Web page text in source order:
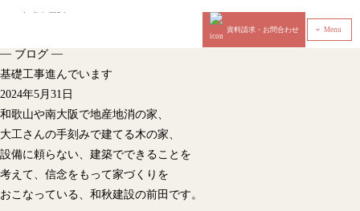
資料請求・お問合わせ ‹ Menu
— ブログ —
基礎工事進んでいます
2024年5月31日
和歌山や南大阪で地産地消の家、
大工さんの手刻みで建てる木の家、
設備に頼らない、建築でできることを
考えて、信念をもって家づくりを
おこなっている、和秋建設の前田です。